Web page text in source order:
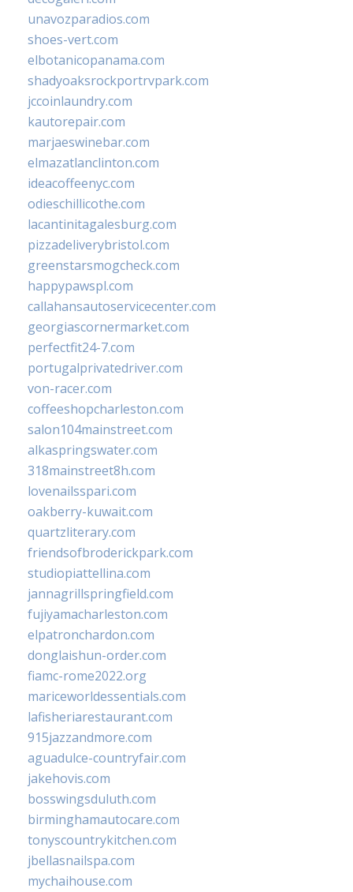
unavozparadios.com
shoes-vert.com
elbotanicopanama.com
shadyoaksrockportrvpark.com
jccoinlaundry.com
kautorepair.com
marjaeswinebar.com
elmazatlanclinton.com
ideacoffeenyc.com
odieschillicothe.com
lacantinitagalesburg.com
pizzadeliverybristol.com
greenstarsmogcheck.com
happypawspl.com
callahansautoservicecenter.com
georgiascornermarket.com
perfectfit24-7.com
portugalprivatedriver.com
von-racer.com
coffeeshopcharleston.com
salon104mainstreet.com
alkaspringswater.com
318mainstreet8h.com
lovenailsspari.com
oakberry-kuwait.com
quartzliterary.com
friendsofbroderickpark.com
studiopiattellina.com
jannagrillspringfield.com
fujiyamacharleston.com
elpatronchardon.com
donglaishun-order.com
fiamc-rome2022.org
mariceworldessentials.com
lafisheriarestaurant.com
915jazzandmore.com
aguadulce-countryfair.com
jakehovis.com
bosswingsduluth.com
birminghamautocare.com
tonyscountrykitchen.com
jbellasnailspa.com
mychaihouse.com